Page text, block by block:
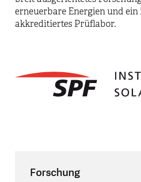
erneuerbare Energien und
akkreditiertes Prüflabor.
Forschung